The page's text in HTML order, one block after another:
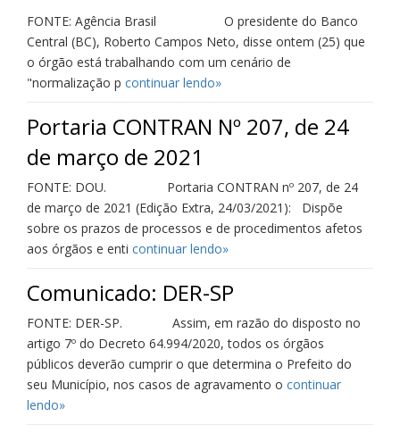
FONTE: Agência Brasil O presidente do Banco
Central (BC), Roberto Campos Neto, disse ontem (25) que
o órgão está trabalhando com um cenário de
"normalização p continuar lendo»
Portaria CONTRAN Nº 207, de 24
de março de 2021
FONTE: DOU. Portaria CONTRAN nº 207, de 24
de março de 2021 (Edição Extra, 24/03/2021): Dispõe
sobre os prazos de processos e de procedimentos afetos
aos órgãos e enti continuar lendo»
Comunicado: DER-SP
FONTE: DER-SP. Assim, em razão do disposto no
artigo 7º do Decreto 64.994/2020, todos os órgãos
públicos deverão cumprir o que determina o Prefeito do
seu Município, nos casos de agravamento o continuar
lendo»